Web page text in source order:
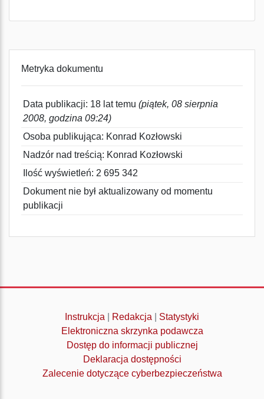
Metryka dokumentu
Data publikacji: 18 lat temu (piątek, 08 sierpnia
2008, godzina 09:24)
Osoba publikująca: Konrad Kozłowski
Nadzór nad treścią: Konrad Kozłowski
Ilość wyświetleń: 2 695 342
Dokument nie był aktualizowany od momentu
publikacji
Instrukcja Redakcja
Statystyki
Elektroniczna skrzynka podawcza
Dostęp do informacji publicznej
Deklaracja dostępności
Zalecenie dotyczące cyberbezpieczeństwa